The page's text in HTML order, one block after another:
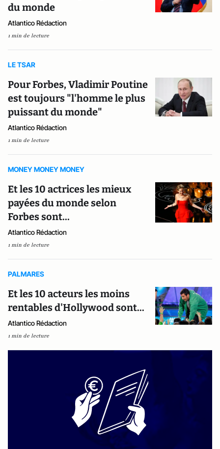
du monde
Atlantico Rédaction
1 min de lecture
LE TSAR
Pour Forbes, Vladimir Poutine
est toujours "l'homme le plus
puissant du monde"
Atlantico Rédaction
1 min de lecture
MONEY MONEY MONEY
Et les 10 actrices les mieux
payées du monde selon
Forbes sont...
Atlantico Rédaction
1 min de lecture
PALMARES
Et les 10 acteurs les moins
rentables d'Hollywood sont...
Atlantico Rédaction
1 min de lecture